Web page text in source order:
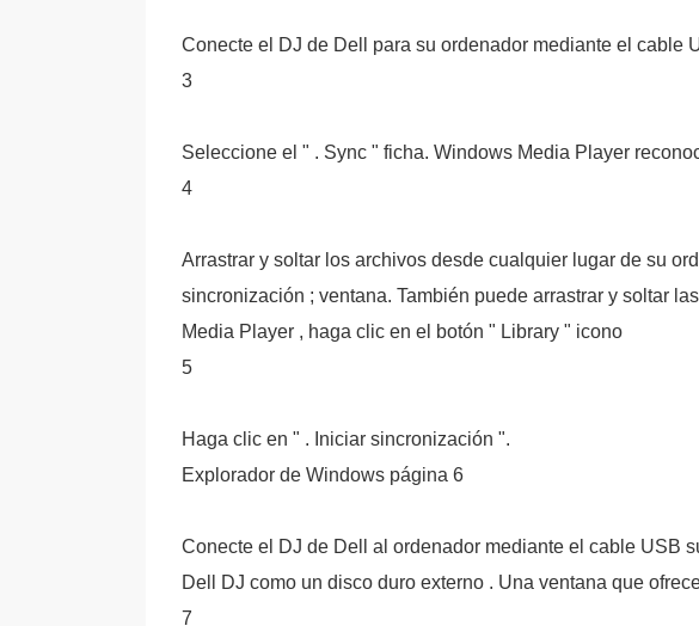
Conecte el DJ de Dell para su ordenador mediante el cable
3
Seleccione el " . Sync " ficha. Windows Media Player
4
Arrastrar y soltar los archivos desde cualquier lugar de su
sincronización ; ventana. También puede arrastrar y soltar
Media Player , haga clic en el botón " Library " icono
5
Haga clic en " . Iniciar sincronización ".
Explorador de Windows página 6
Conecte el DJ de Dell al ordenador mediante el cable USB
Dell DJ como un disco duro externo . Una ventana que
7